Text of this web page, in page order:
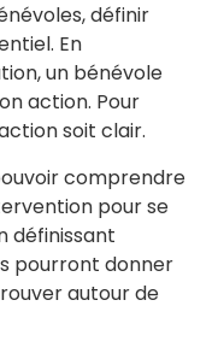
définir
En
un bénévole
action. Pour
soit clair.
comprendre
pour se
définissant
pourront donner
autour de